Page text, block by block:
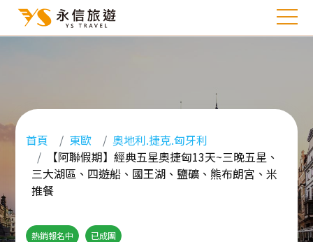
首頁 東歐
奧地利.捷克.匈牙利
【阿聯假期】經典五星奧捷匈13天~三晚五星、
三大湖區、四遊船、國王湖、鹽礦、熊布朗宮、米
推餐
熱銷報名中 已成團